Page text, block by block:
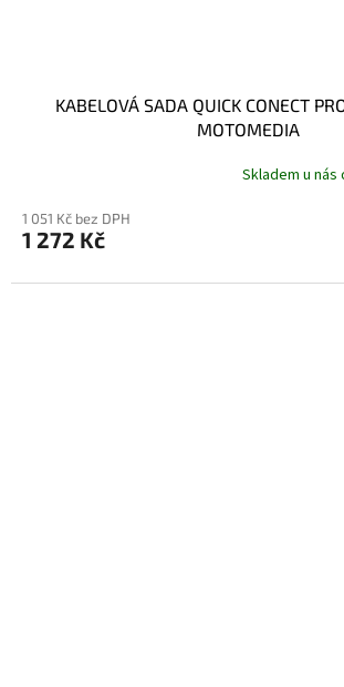
KABELOVÁ SADA QUICK CONECT
MOTOMEDIA
Skladem u nás
1 051 Kč bez DPH
1 272 Kč